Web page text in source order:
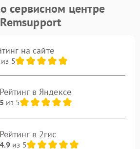
сервисном центре
Remsupport
на сайте
5
в Яндексе
из 5
в 2гис
из 5